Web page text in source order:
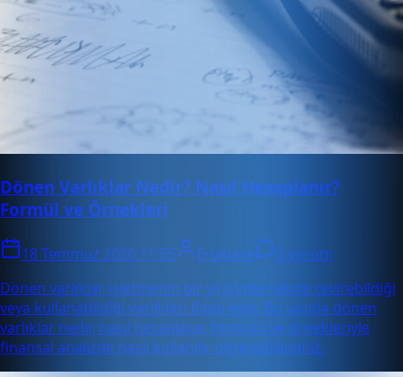
Dönen Varlıklar Nedir? Nasıl Hesaplanır?
Formül ve Örnekleri
18 Temmuz 2026 11:55 Enabase
0 yorum
Dönen varlıklar, işletmenin bir yıl içinde nakde çevirebildiği
veya kullanabildiği varlıkları ifade eder. Bu yazıda dönen
varlıklar nedir, nasıl hesaplanır, formülü ve örnekleriyle
finansal analizde nasıl kullanılır öğrenebilirsiniz.